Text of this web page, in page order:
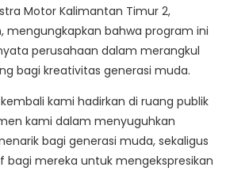
Motor Kalimantan Timur 2,
mengungkapkan bahwa program ini
perusahaan dalam merangkul
bagi kreativitas generasi muda.
kami hadirkan di ruang publik
kami dalam menyuguhkan
bagi generasi muda, sekaligus
bagi mereka untuk mengekspresikan